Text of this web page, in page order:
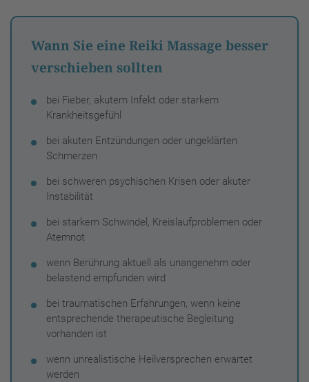
Wann Sie eine Reiki Massage besser
verschieben sollten
bei Fieber, akutem Infekt oder starkem
Krankheitsgefühl
bei akuten Entzündungen oder ungeklärten
Schmerzen
bei schweren psychischen Krisen oder akuter
Instabilität
bei starkem Schwindel, Kreislaufproblemen oder
Atemnot
wenn Berührung aktuell als unangenehm oder
belastend empfunden wird
bei traumatischen Erfahrungen, wenn keine
entsprechende therapeutische Begleitung
vorhanden ist
wenn unrealistische Heilversprechen erwartet
werden